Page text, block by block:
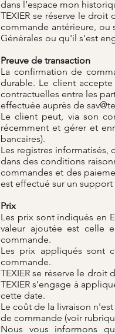
dans l’espace mon
TEXIER se réserve le
commande antérieure, ou
Générales ou qu'il s'est
Preuve de transaction
La confirmation de
durable. Le client
contractuelles entre les
effectuée auprès de
Le client peut, via son
récemment et gérer et
bancaires).
Les registres informatisés,
dans des conditions
commandes et des
est effectué sur un
Prix
Les prix sont indiqués en
valeur ajoutée est celle
commande.
Les prix appliqués sont
commande.
TEXIER se réserve le
TEXIER s’engage à
cette date.
Le coût de la livraison
de commande (voir
Nous vous informons